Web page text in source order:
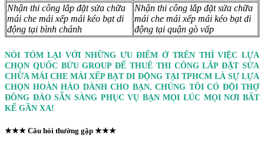
Nhận thi công lắp đặt sửa chữa
mái che mái xếp mái kéo bạt di
động tại bình chánh
Nhận thi công lắp đặt sửa chữa
mái che mái xếp mái kéo bạt di
động tại quận gò vấp
NÓI TÓM LẠI VỚI NHỮNG ƯU ĐIỂM Ở TRÊN THÌ VIỆC LỰA
CHỌN QUỐC BỬU GROUP ĐỂ THUÊ THI CÔNG LẮP ĐẶT SỬA
CHỮA MÁI CHE MÁI XẾP BẠT DI ĐỘNG TẠI TPHCM LÀ SỰ LỰA
CHỌN HOÀN HẢO DÀNH CHO BẠN, CHÚNG TÔI CÓ ĐỘI THỢ
ĐÔNG ĐẢO SẴN SÀNG PHỤC VỤ BẠN MỌI LÚC MỌI NƠI BẤT
KỂ GẦN XA!
★★★ Câu hỏi thường gặp ★★★